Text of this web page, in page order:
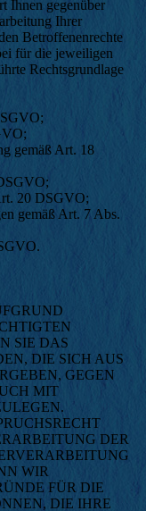
Ihnen gegenüber
Ihrer
Betroffenenrechte
für die jeweiligen
Rechtsgrundlage
gemäß Art. 18
20 DSGVO;
gemäß Art. 7 Abs.
SIE DAS
DIE SICH AUS
GEGEN
MIT
DER
WIR
FÜR DIE
DIE IHRE